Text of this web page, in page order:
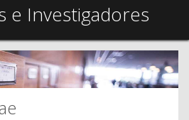
e Investigadores